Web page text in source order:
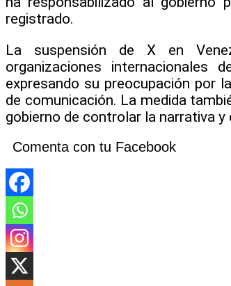
registrado.
La suspensión de X en
organizaciones internacionales
expresando su preocupación por
de comunicación. La medida
gobierno de controlar la narrativa
Comenta con tu Facebook